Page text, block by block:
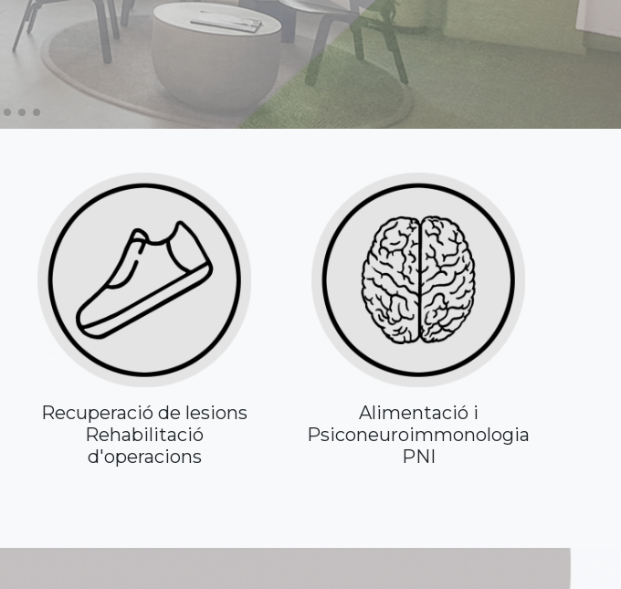
Recuperació de lesions
Rehabilitació
d'operacions
Alimentació i
Psiconeuroimmonologia
PNI